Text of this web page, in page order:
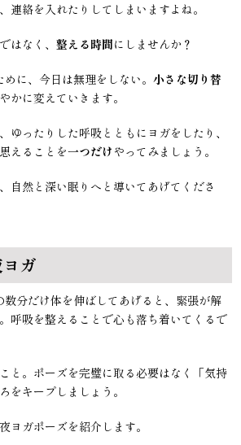
連絡を入れたりしてしまいますよね。
ではなく、整える時間にしませんか？
めに、今日は無理をしない。小さな切り替
かに変えていきます。
ゆったりした呼吸とともにヨガをしたり、
えることを一つだけやってみましょう。
自然と深い眠りへと導いてあげてくださ
ガ
数分だけ体を伸ばしてあげると、緊張が解
呼吸を整えることで心も落ち着いてくるで
と。ポーズを完璧に取る必要はなく「気持
をキープしましょう。
ヨガポーズを紹介します。